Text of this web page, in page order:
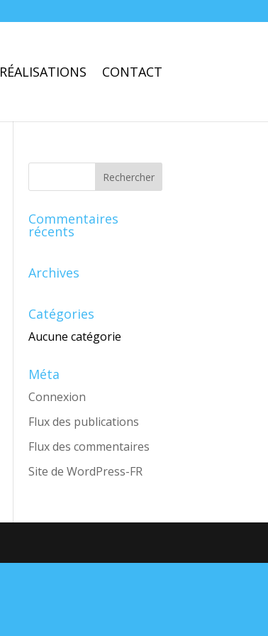
RÉALISATIONS CONTACT
Commentaires
récents
Archives
Catégories
Aucune catégorie
Méta
Connexion
Flux des publications
Flux des commentaires
Site de WordPress-FR